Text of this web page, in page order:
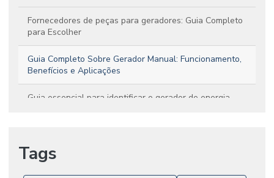
Fornecedores de peças para geradores: Guia Completo
para Escolher
Guia Completo Sobre Gerador Manual: Funcionamento,
Benefícios e Aplicações
Guia essencial para identificar o gerador de energia
Peças para Geradores
Por que Investir em um Gerador Novo Pode Mudar Seu Dia
Tags